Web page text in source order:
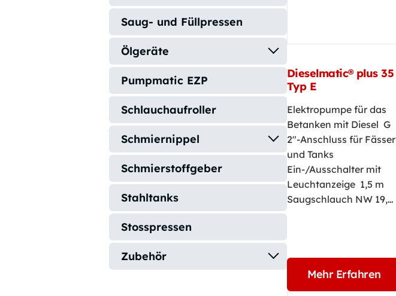
Saug- und Füllpressen
Ölgeräte
Pumpmatic EZP
Schlauchaufroller
Schmiernippel
Schmierstoffgeber
Stahltanks
Stosspressen
Zubehör
Dieselmatic® plus 35
Typ E
Elektropumpe für das
Betanken mit Diesel G
2"-Anschluss für Fässer
und Tanks
Ein-/Ausschalter mit
Leuchtanzeige 1,5 m
Saugschlauch NW 19,…
Mehr Erfahren